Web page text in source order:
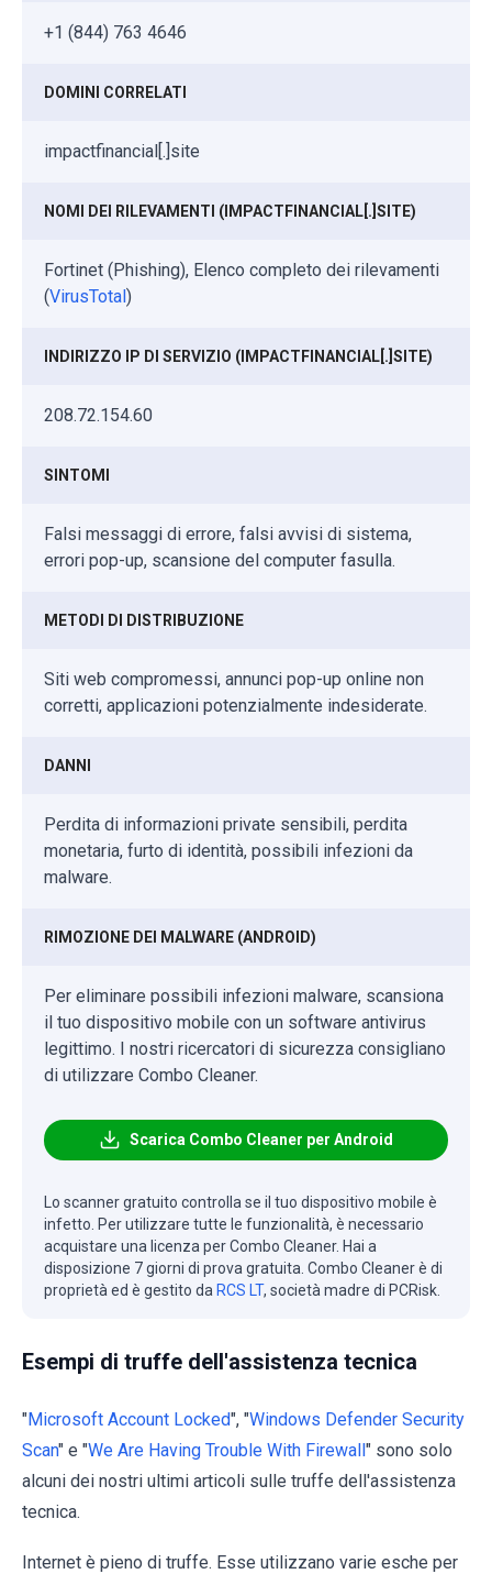
+1 (844) 763 4646
DOMINI CORRELATI
impactfinancial[.]site
NOMI DEI RILEVAMENTI (IMPACTFINANCIAL[.]SITE)
Fortinet (Phishing), Elenco completo dei rilevamenti
(VirusTotal)
INDIRIZZO IP DI SERVIZIO (IMPACTFINANCIAL[.]SITE)
208.72.154.60
SINTOMI
Falsi messaggi di errore, falsi avvisi di sistema,
errori pop-up, scansione del computer fasulla.
METODI DI DISTRIBUZIONE
Siti web compromessi, annunci pop-up online non
corretti, applicazioni potenzialmente indesiderate.
DANNI
Perdita di informazioni private sensibili, perdita
monetaria, furto di identità, possibili infezioni da
malware.
RIMOZIONE DEI MALWARE (ANDROID)
Per eliminare possibili infezioni malware, scansiona
il tuo dispositivo mobile con un software antivirus
legittimo. I nostri ricercatori di sicurezza consigliano
di utilizzare Combo Cleaner.
Scarica Combo Cleaner per Android
Lo scanner gratuito controlla se il tuo dispositivo mobile è
infetto. Per utilizzare tutte le funzionalità, è necessario
acquistare una licenza per Combo Cleaner. Hai a
disposizione 7 giorni di prova gratuita. Combo Cleaner è di
proprietà ed è gestito da RCS LT, società madre di PCRisk.
Esempi di truffe dell'assistenza tecnica
"Microsoft Account Locked", "Windows Defender Security
Scan" e "We Are Having Trouble With Firewall" sono solo
alcuni dei nostri ultimi articoli sulle truffe dell'assistenza
tecnica.
Internet è pieno di truffe. Esse utilizzano varie esche per